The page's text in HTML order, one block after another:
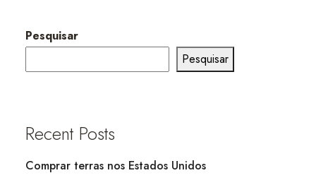
Pesquisar
Pesquisar
Recent Posts
Comprar terras nos Estados Unidos